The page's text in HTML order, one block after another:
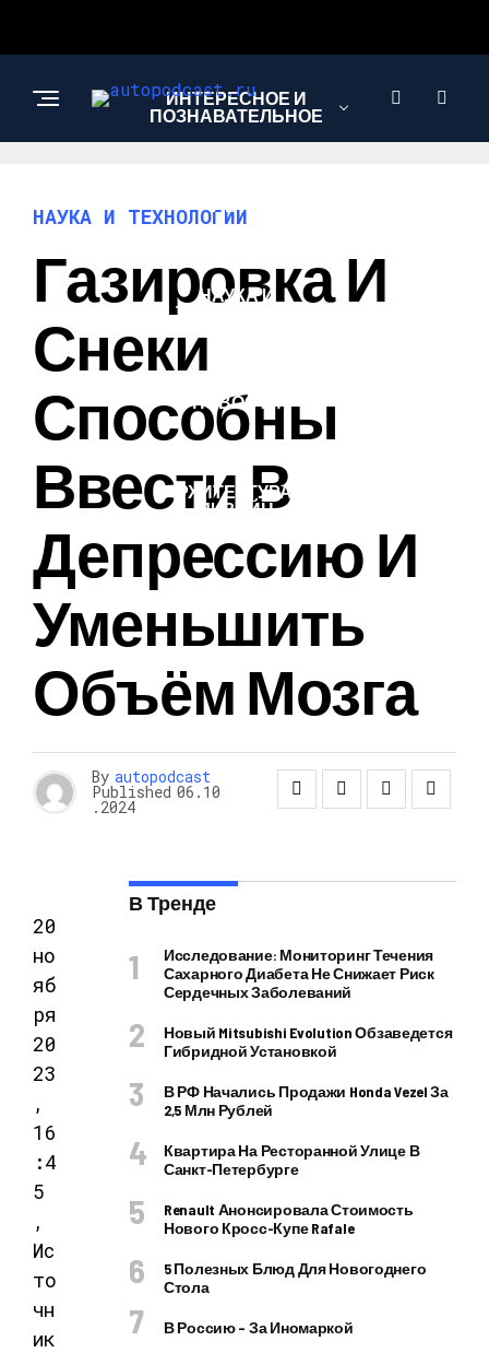
ИНТЕРЕСНОЕ И
ПОЗНАВАТЕЛЬНОЕ
АВТО
НАУКА И
ТЕХНОЛОГИИ
НОВОСТИ
АРХИТЕКТУРА И
ДИЗАЙН
НАУКА И ТЕХНОЛОГИИ
Газировка И
Снеки
Способны
Ввести В
Депрессию И
Уменьшить
Объём Мозга
By autopodcast
Published 06.10
.2024
20
но
яб
ря
20
23
,
16
:4
5
,
Ис
то
чн
ик
В Тренде
Исследование: Мониторинг Течения
Сахарного Диабета Не Снижает Риск
Сердечных Заболеваний
Новый Mitsubishi Evolution Обзаведется
Гибридной Установкой
В РФ Начались Продажи Honda Vezel За
2,5 Млн Рублей
Квартира На Ресторанной Улице В
Санкт-Петербурге
Renault Анонсировала Стоимость
Нового Кросс-Купе Rafale
5 Полезных Блюд Для Новогоднего
Стола
В Россию – За Иномаркой